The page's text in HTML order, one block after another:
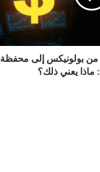
من بولونيكس إلى محفظة
يعني ذلك؟